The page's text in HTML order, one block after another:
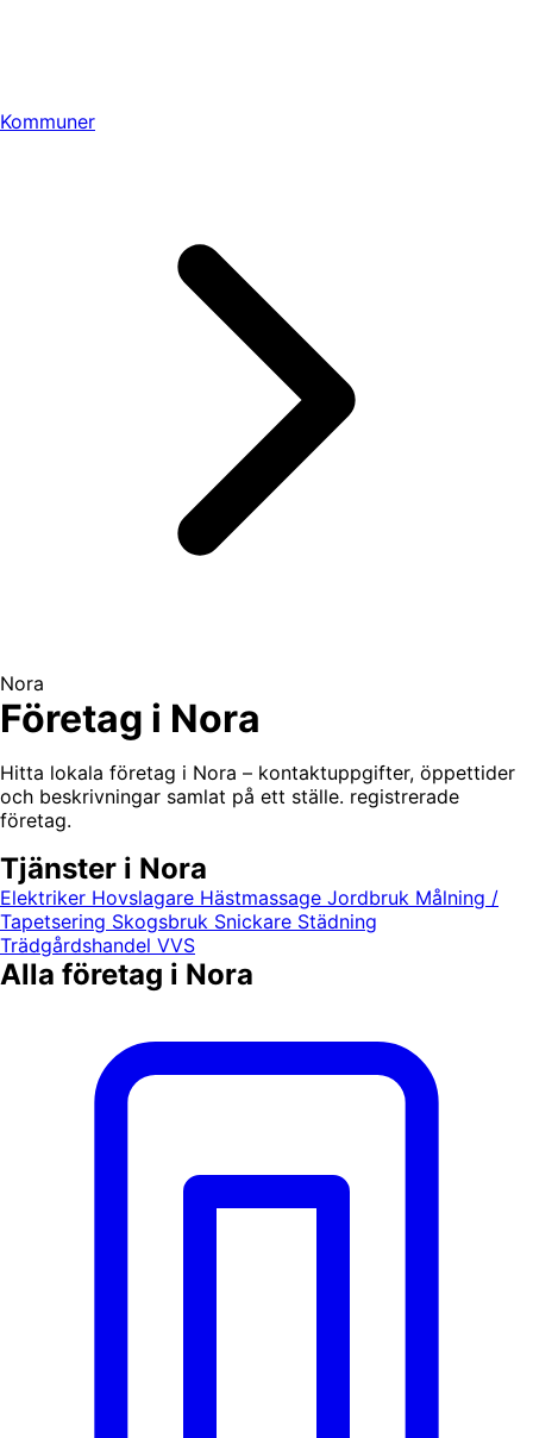
Kommuner
Nora
Företag i Nora
Hitta lokala företag i Nora – kontaktuppgifter, öppettider
och beskrivningar samlat på ett ställe. registrerade
företag.
Tjänster i Nora
Elektriker Hovslagare Hästmassage Jordbruk Målning /
Tapetsering Skogsbruk Snickare Städning
Trädgårdshandel VVS
Alla företag i Nora